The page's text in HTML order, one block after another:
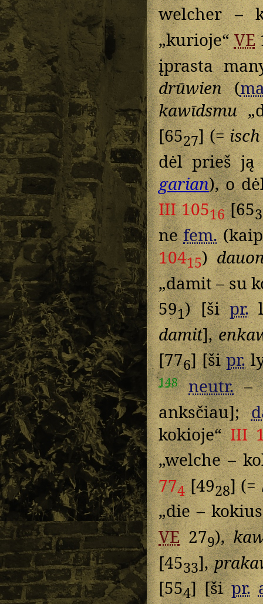
welcher –
„kurioje“VE
įprasta
drūwien(
kawīdsmu
[6527] (=
dėl prieš
garian), o
III 10516[65
nefem.
10415)
„damit – su
591) [šipr.
damit],
[776] [šipr.
148 neutr.–
anksčiau];
kokioje“III
„welche –
774[4928] (=
„die –
VE279),
[4533],
[554] [šipr.